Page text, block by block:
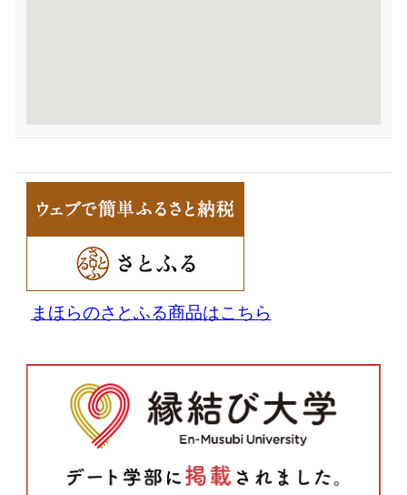
まほらのさとふる商品はこちら